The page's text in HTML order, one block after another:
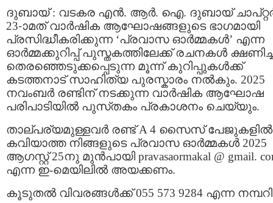
ദുബായ് : വടകര എൻ. ആർ. ഐ. ദുബായ്
23-ാമത് വാർഷിക ആഘോഷങ്ങളുടെ ഭാഗമായി
പ്രസിദ്ധീകരിക്കുന്ന ‘പ്രവാസ ഓർമ്മകൾ’ എന്ന
ഓർമ്മക്കുറിപ്പ് പുസ്തകത്തിലേക്ക് രചനകൾ
തെരഞ്ഞെടുക്കപ്പെടുന്ന മൂന്ന് കുറിപ്പുകൾക്ക്
കടത്തനാട് സാഹിത്യ പുരസ്കാരം നൽകും. 2025
നവംബർ രണ്ടിന് നടക്കുന്ന വാർഷിക ആഘോഷ
പരിപാടിയിൽ പുസ്‌തകം പ്രകാശനം ചെയ്യും.
താല്പര്യമുള്ളവർ രണ്ട് A 4 സൈസ് പേജുകളിൽ
കവിയാത്ത നിങ്ങളുടെ പ്രവാസ ഓർമ്മകൾ 2025
ആഗസ്റ്റ് 25നു മുൻപായി pravasaormakal @ gmail.
എന്ന ഇ-മെയിലിൽ അയക്കണം.
കൂടുതൽ വിവരങ്ങൾക്ക് 055 573 9284 എന്ന